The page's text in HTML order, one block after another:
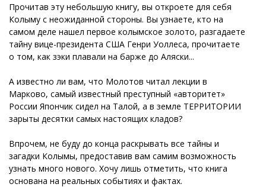
Прочитав эту небольшую книгу, вы откроете для себя
Колыму с неожиданной стороны. Вы узнаете, кто на
самом деле нашел первое колымское золото, разгадаете
тайну вице-президента США Генри Уоллеса, прочитаете
о том, как зэки плавали на барже до Аляски...
А известно ли вам, что Молотов читал лекции в
Марково, самый известный преступный «авторитет»
России Япончик сидел на Талой, а в земле ТЕРРИТОРИИ
зарыты десятки самых настоящих кладов?
Впрочем, не буду до конца раскрывать все тайны и
загадки Колымы, предоставив вам самим возможность
узнать много нового. Хочу лишь отметить, что книга
основана на реальных событиях и фактах.